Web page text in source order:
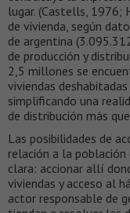
lugar. (Castells, 1976;
de vivienda, según
de argentina
de producción y
2,5 millones se
viviendas
simplificando una
de distribución más
Las posibilidades de
relación a la
clara: accionar allí
viviendas y acceso al
actor responsable de